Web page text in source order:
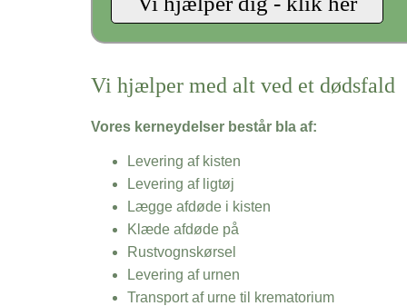
Vi hjælper med alt ved et dødsfald
Vores kerneydelser består bla af:
Levering af kisten
Levering af ligtøj
Lægge afdøde i kisten
Klæde afdøde på
Rustvognskørsel
Levering af urnen
Transport af urne til krematorium